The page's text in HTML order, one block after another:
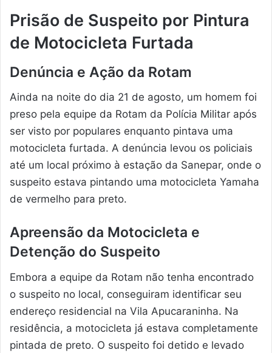
Prisão de Suspeito por Pintura
de Motocicleta Furtada
Denúncia e Ação da Rotam
Ainda na noite do dia 21 de agosto, um homem foi
preso pela equipe da Rotam da Polícia Militar após
ser visto por populares enquanto pintava uma
motocicleta furtada. A denúncia levou os policiais
até um local próximo à estação da Sanepar, onde o
suspeito estava pintando uma motocicleta Yamaha
de vermelho para preto.
Apreensão da Motocicleta e
Detenção do Suspeito
Embora a equipe da Rotam não tenha encontrado
o suspeito no local, conseguiram identificar seu
endereço residencial na Vila Apucaraninha. Na
residência, a motocicleta já estava completamente
pintada de preto. O suspeito foi detido e levado